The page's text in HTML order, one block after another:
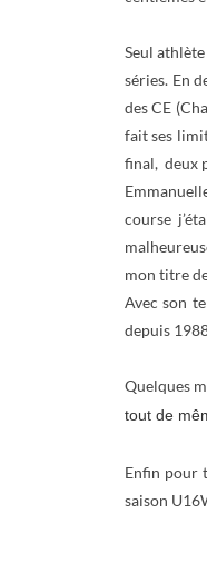
Seul
séries. En
des CE
fait ses
final, deux
course
mon titre
Avec son
depuis
Quelques
tout de
Enfin pour
saison